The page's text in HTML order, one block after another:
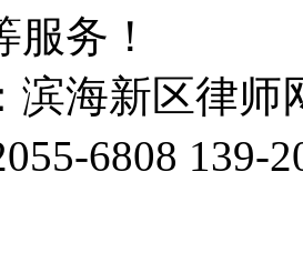
务！
滨海新区律
6808 139-